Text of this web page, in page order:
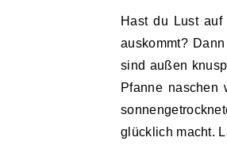
Hast du Lust auf
auskommt?
sind außen
Pfanne naschen
glücklich macht.